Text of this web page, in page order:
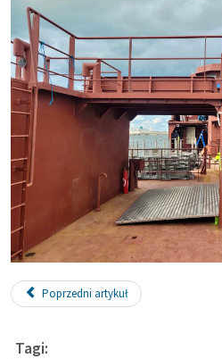
Poprzedni artykuł
Tagi: